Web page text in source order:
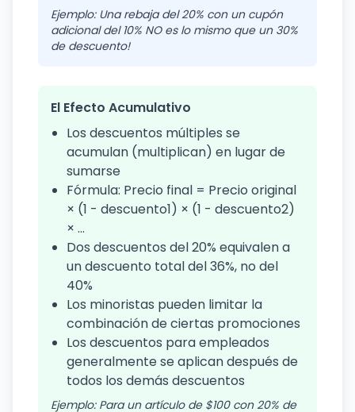
Ejemplo: Una rebaja del 20% con un cupón
adicional del 10% NO es lo mismo que un 30%
de descuento!
El Efecto Acumulativo
Los descuentos múltiples se
acumulan (multiplican) en lugar de
sumarse
Fórmula: Precio final = Precio original
× (1 - descuento1) × (1 - descuento2)
× ...
Dos descuentos del 20% equivalen a
un descuento total del 36%, no del
40%
Los minoristas pueden limitar la
combinación de ciertas promociones
Los descuentos para empleados
generalmente se aplican después de
todos los demás descuentos
Ejemplo: Para un artículo de $100 con 20% de